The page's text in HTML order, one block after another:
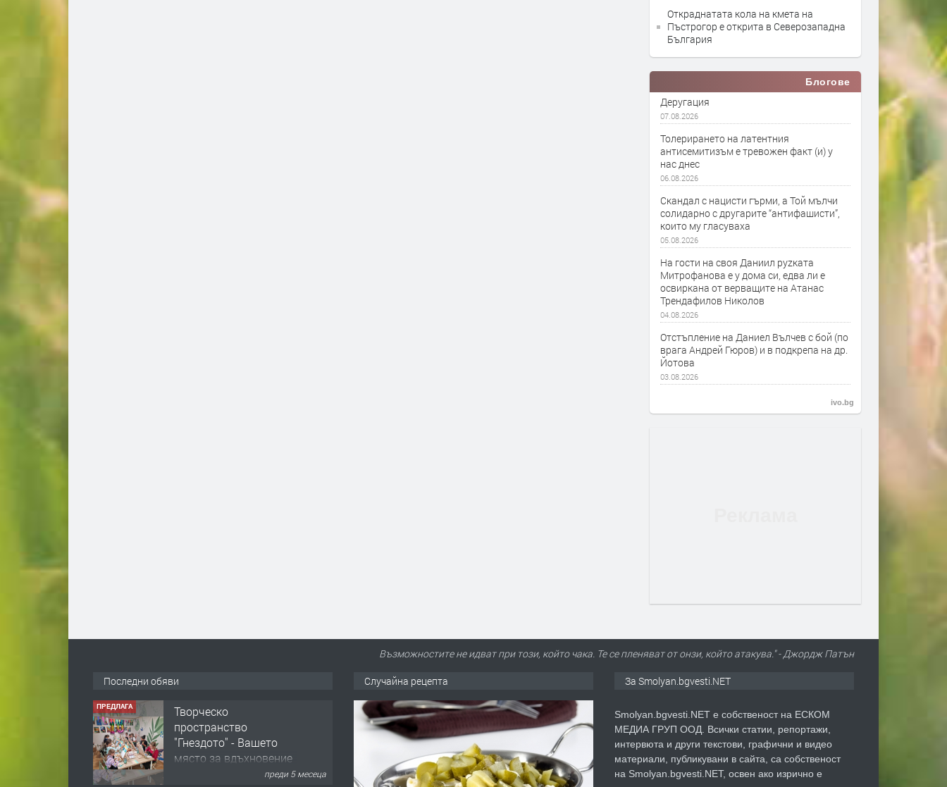
Откраднатата кола на кмета на
Пъстрогор е открита в Северозападна
България
Блогове
Деругация
07.08.2026
Толерирането на латентния
антисемитизъм е тревожен факт (и) у
нас днес
06.08.2026
Скандал с нацисти гърми, а Той мълчи
солидарно с другарите “антифашисти”,
които му гласуваха
05.08.2026
На гости на своя Даниил руzката
Митрофанова е у дома си, едва ли е
освиркана от верващите на Атанас
Трендафилов Николов
04.08.2026
Отстъпление на Даниел Вълчев с бой (по
врага Андрей Гюров) и в подкрепа на др.
Йотова
03.08.2026
ivo.bg
Възможностите не идват при този, който чака. Те се пленяват от онзи, който атакува." - Джордж Патън
Последни обяви
ПРЕДЛАГА
Творческо
пространство
"Гнездото" - Вашето
място за вдъхновение
преди 5 месеца
Случайна рецепта За Smolyan.bgvesti.NET
Smolyan.bgvesti.NET е собственост на ЕСКОМ
МЕДИА ГРУП ООД. Всички статии, репортажи,
интервюта и други текстови, графични и видео
материали, публикувани в сайта, са собственост
на Smolyan.bgvesti.NET, освен ако изрично е